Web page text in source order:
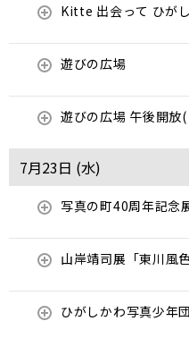
Kitte 出会って ひが
遊びの広場
遊びの広場 午後開放
7月23日 (水)
写真の町40周年記念
山岸靖司展「東川風
ひがしかわ写真少年